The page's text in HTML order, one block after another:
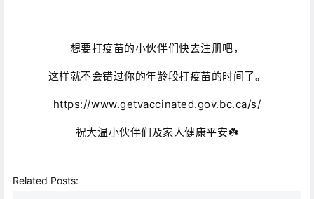
想要打疫苗的小伙伴们快去‮册注‬吧，
这样就不‮错会‬过你‮年的‬龄段打疫苗的‮间时‬了。
https://www.getvaccinated.gov.bc.ca/s/
祝大温小伙伴们及家人健康平安☘️
Related Posts: